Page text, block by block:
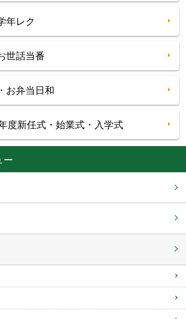
年レク
世話当番
お弁当日和
度新任式・始業式・入学式